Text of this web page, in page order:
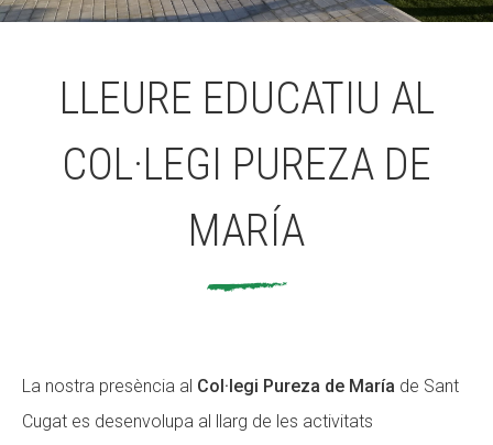
LLEURE EDUCATIU AL
COL·LEGI PUREZA DE
MARÍA
La nostra presència al Col·legi Pureza de María de Sant
Cugat es desenvolupa al llarg de les activitats
ACCIÓ SOCIAL I JOVES
ESPLAIS